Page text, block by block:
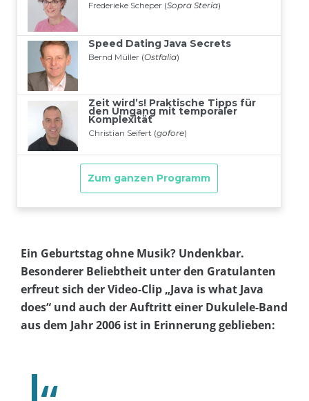
Ein Geburtstag ohne Musik? Undenkbar.
Besonderer Beliebtheit unter den Gratulanten
erfreut sich der Video-Clip „Java is what Java
does“ und auch der Auftritt einer Dukulele-Band
aus dem Jahr 2006 ist in Erinnerung geblieben: